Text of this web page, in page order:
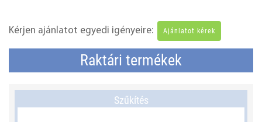
Kérjen ajánlatot egyedi igényeire: Ajánlatot kérek
Raktári termékek
Szűkítés